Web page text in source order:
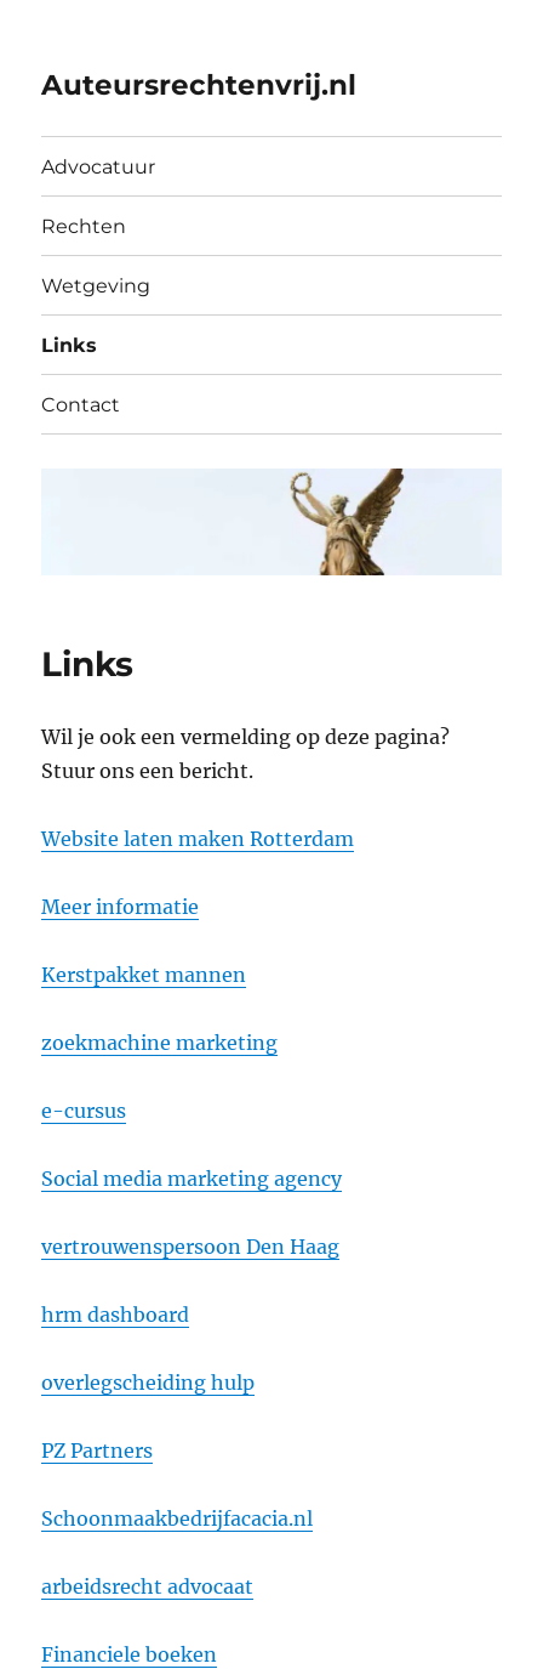
Auteursrechtenvrij.nl
Advocatuur
Rechten
Wetgeving
Links
Contact
Links
Wil je ook een vermelding op deze pagina?
Stuur ons een bericht.
Website laten maken Rotterdam
Meer informatie
Kerstpakket mannen
zoekmachine marketing
e-cursus
Social media marketing agency
vertrouwenspersoon Den Haag
hrm dashboard
overlegscheiding hulp
PZ Partners
Schoonmaakbedrijfacacia.nl
arbeidsrecht advocaat
Financiele boeken